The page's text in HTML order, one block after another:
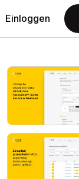
Einloggen